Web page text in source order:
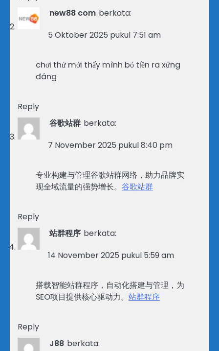
new88 com berkata:
5 Oktober 2025 pukul 7:51 am
chơi thử mới thấy mình bỏ tiền ra xứng
đáng
Reply
谷歌站群 berkata:
7 November 2025 pukul 8:40 pm
专业构建与管理谷歌站群网络，助力品牌实
现全域流量的强势增长。 谷歌站群
Reply
站群程序 berkata:
14 November 2025 pukul 5:59 am
搭载智能站群程序，自动化搭建与管理，为
SEO项目提供核心驱动力。 站群程序
Reply
J88 berkata: